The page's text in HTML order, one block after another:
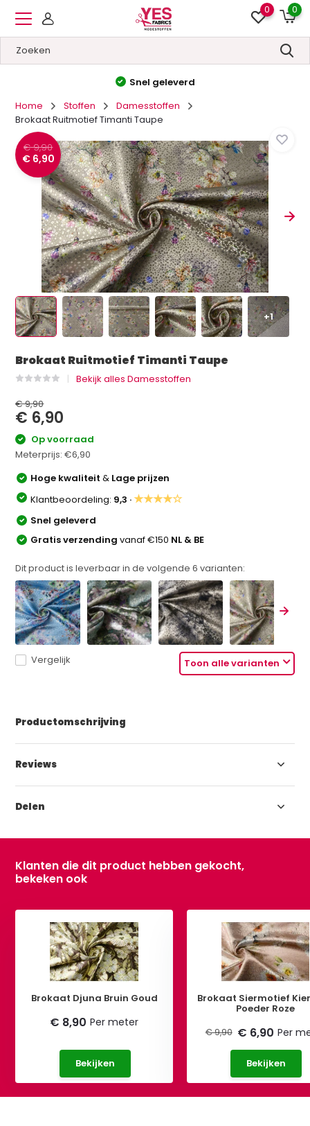
0 0
Snel geleverd
Home
Stoffen
Damesstoffen
Brokaat Ruitmotief Timanti Taupe
€ 9,90
€ 6,90
+1
Brokaat Ruitmotief Timanti Taupe
Bekijk alles Damesstoffen
€ 9,90
€ 6,90
Op voorraad
Meterprijs:€6,90
Hoge kwaliteit& Lage prijzen
Klantbeoordeling: 9,3 ·★★★★☆
Snel geleverd
Gratis verzendingvanaf €150 NL & BE
Dit product is leverbaar in de volgende6 varianten:
Toon alle varianten
Vergelijk
Productomschrijving
Reviews
Delen
Klanten die dit product hebben gekocht,
bekeken ook
Brokaat Djuna Bruin Goud
€ 8,90 Per meter
Bekijken
Brokaat Siermotief
Poeder Roze
€ 9,90 € 6,90 Per
Bekijken